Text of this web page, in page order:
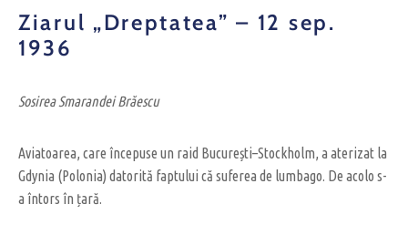
Ziarul „Dreptatea” – 12 sep.
1936
Sosirea Smarandei Brăescu
Aviatoarea, care începuse un raid București–Stockholm, a aterizat la
Gdynia (Polonia) datorită faptului că suferea de lumbago. De acolo s-
a întors în țară.